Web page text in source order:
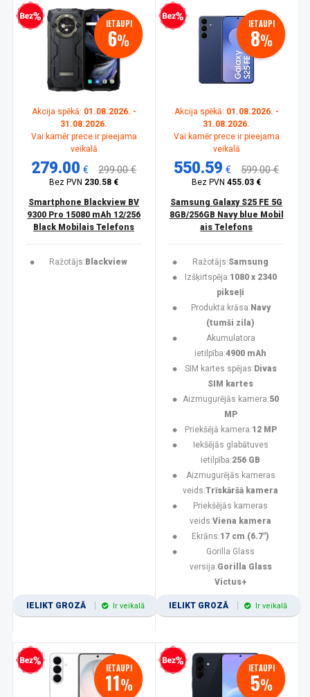
kredīts IETAUPI
6%
Akcija spēkā: 01.08.2026. -
31.08.2026.
Vai kamēr prece ir pieejama
veikalā
279.00 € 299.00 €
Bez PVN 230.58 €
Smartphone Blackview BV
9300 Pro 15080 mAh 12/256
Black Mobilais Telefons
Ražotājs: Blackview
IELIKT GROZĀ Ir veikalā
Bezprocentu kredīts IETAUPI
8%
Akcija spēkā: 01.08.2026. -
31.08.2026.
Vai kamēr prece ir pieejama
veikalā
550.59 € 599.00 €
Bez PVN455.03 €
Samsung Galaxy S25 FE 5G
8GB/256GB Navy blue Mobil
ais Telefons
Ražotājs:Samsung
Izšķirtspēja:1080 x 2340
pikseļi
Produkta krāsa: Navy
(tumši zila)
Akumulatora
ietilpība:4900 mAh
SIM kartes spējas: Divas
SIM kartes
Aizmugurējās kamera:50
MP
Priekšējā kamera:12 MP
Iekšējās glabātuves
ietilpība:256 GB
Aizmugurējās kameras
veids:Trīskāršā kamera
Priekšējās kameras
veids:Viena kamera
Ekrāns:17 cm (6.7")
Gorilla Glass
versija:Gorilla Glass
Victus+
IELIKT GROZĀ Ir veikalā
kredīts IETAUPI
11%
Bezprocentu kredīts IETAUPI
5%